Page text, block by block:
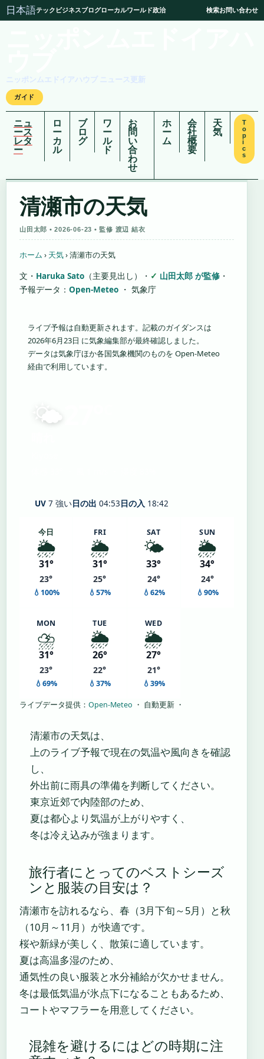
日本語テック ビジネスブログローカルワールド政治 検索お問い合わせ
ニッポンムエドイアハウブ ニュース更新
ガイド
ニュ
ース
レタ
ー
ロ
ー
カ
ル
ブ
ロ
グ
ワ
ー
ル
ド
お
問
い
合
わ
せ
ホ
ー
ム
会
社
概
要
天
気
T
o
p
i
c
s
清瀬市の天気
山田太郎 • 2026-06-23 • 監修 渡辺 結衣
ホーム › 天気›清瀬市の天気
文・ Haruka Sato （主要見出し） ・ 山田太郎 が監修 ・
予報データ： Open-Meteo ・ 気象庁
ライブ予報は自動更新されます。記載のガイダンスは
2026年6月23日 に気象編集部が最終確認しました。
データは気象庁ほか各国気象機関のものを Open-Meteo
経由で利用しています。
🌤️
UV 7 強い日の出 04:53日の入 18:42
今日
🌦️
31°
23°
💧100%
FRI
🌦️
31°
25°
💧57%
SAT
🌤️
33°
24°
💧62%
SUN
🌦️
34°
24°
💧90%
MON
⛈️
31°
23°
💧69%
TUE
🌦️
26°
22°
💧37%
WED
🌦️
27°
21°
💧39%
ライブデータ提供： Open-Meteo ・ 自動更新 ・
清瀬市の天気は、
上のライブ予報で現在の気温や風向きを確認
し、
外出前に雨具の準備を判断してください。
東京近郊で内陸部のため、
夏は都心より気温が上がりやすく、
冬は冷え込みが強まります。
旅行者にとってのベストシーズ
ンと服装の目安は？
清瀬市を訪れるなら、春（3月下旬～5月）と秋
（10月～11月）が快適です。
桜や新緑が美しく、散策に適しています。
夏は高温多湿のため、
通気性の良い服装と水分補給が欠かせません。
冬は最低気温が氷点下になることもあるため、
コートやマフラーを用意してください。
混雑を避けるにはどの時期に注